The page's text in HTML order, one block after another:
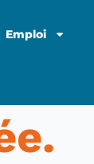
Emploi